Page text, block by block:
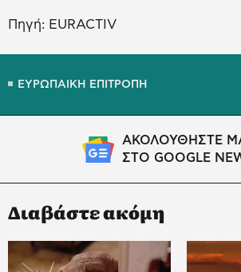
Πηγή: EURACTIV
ΕΥΡΩΠΑΙΚΗ ΕΠΙΤΡΟΠΗ
ΑΚΟΛΟΥΘΗΣΤΕ
ΣΤΟ GOOGLE
Διαβάστε ακόμη